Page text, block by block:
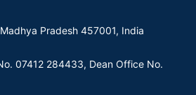
Pradesh 457001, India
07412 284433, Dean Office No.